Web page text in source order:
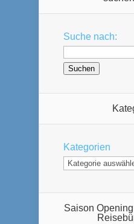
Suche nach:
Kategorien
Saison